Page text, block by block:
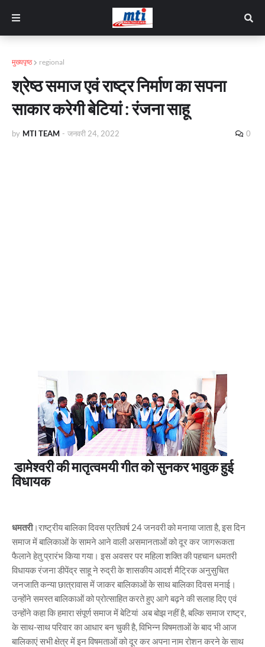
मुख्यपृष्ठ regional
श्रेष्ठ समाज एवं राष्ट्र निर्माण का सपना
साकार करेगी बेटियां : रंजना साहू
by MTI TEAM - जनवरी 24, 2022 0
डामेश्वरी की मातृत्वमयी गीत को सुनकर भावुक हुई
विधायक
धमतरी।राष्ट्रीय बालिका दिवस प्रतिवर्ष 24 जनवरी को मनाया जाता है, इस दिन
समाज में बालिकाओं के सामने आने वाली असमानताओं को दूर कर जागरूकता
फैलाने हेतु प्रारंभ किया गया। इस अवसर पर महिला शक्ति की पहचान धमतरी
विधायक रंजना डीपेंद्र साहू ने रुद्री के शासकीय आदर्श मैट्रिक अनुसुचित
जनजाति कन्या छात्रावास में जाकर बालिकाओं के साथ बालिका दिवस मनाई।
उन्होंने समस्त बालिकाओं को प्रोत्साहित करते हुए आगे बढ़ने की सलाह दिए एवं
उन्होंने कहा कि हमारा संपूर्ण समाज में बेटियां अब बोझ नहीं है, बल्कि समाज राष्ट्र,
के साथ-साथ परिवार का आधार बन चुकी है, विभिन्न विषमताओं के बाद भी आज
बालिकाएं सभी क्षेत्र में इन विषमताओं को दूर कर अपना नाम रोशन करने के साथ